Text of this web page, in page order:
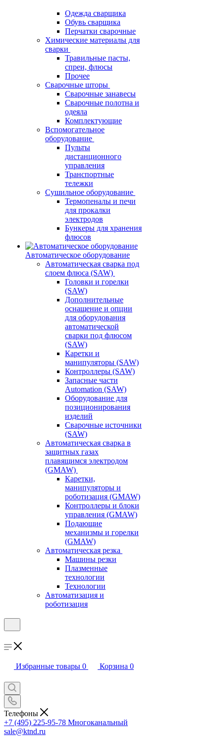
Одежда сварщика
Обувь сварщика
Перчатки сварочные
Химические материалы для
сварки
Травильные пасты,
спреи, флюсы
Прочее
Сварочные шторы
Сварочные занавесы
Сварочные полотна и
одеяла
Комплектующие
Вспомогательное
оборудование
Пульты
дистанционного
управления
Транспортные
тележки
Сушильное оборудование
Термопеналы и печи
для прокалки
электродов
Бункеры для хранения
флюсов
Автоматическое оборудование
Автоматическая сварка под
слоем флюса (SAW)
Головки и горелки
(SAW)
Дополнительные
оснащение и опции
для оборудования
автоматической
сварки под флюсом
(SAW)
Каретки и
манипуляторы (SAW)
Контроллеры (SAW)
Запасные части
Automation (SAW)
Оборудование для
позиционирования
изделий
Сварочные источники
(SAW)
Автоматическая сварка в
защитных газах
плавящимся электродом
(GMAW)
Каретки,
манипуляторы и
роботизация (GMAW)
Контроллеры и блоки
управления (GMAW)
Подающие
механизмы и горелки
(GMAW)
Автоматическая резка
Машины резки
Плазменные
технологии
Технологии
Автоматизация и
роботизация
Избранные товары 0 Корзина 0
Телефоны
+7 (495) 225-95-78 Многоканальный
sale@ktnd.ru